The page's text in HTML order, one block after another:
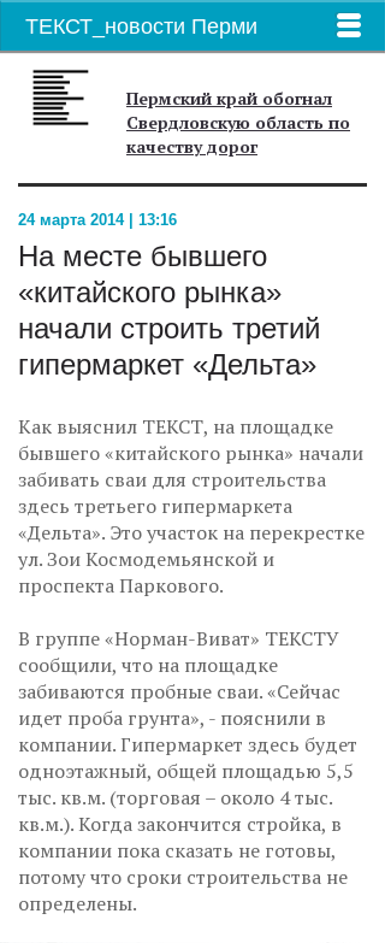
ТЕКСТ_новости Перми
Пермский край обогнал
Свердловскую область по
качеству дорог
24 марта 2014 | 13:16
На месте бывшего
«китайского рынка»
начали строить третий
гипермаркет «Дельта»
Как выяснил ТЕКСТ, на площадке
бывшего «китайского рынка» начали
забивать сваи для строительства
здесь третьего гипермаркета
«Дельта». Это участок на перекрестке
ул. Зои Космодемьянской и
проспекта Паркового.
В группе «Норман-Виват» ТЕКСТУ
сообщили, что на площадке
забиваются пробные сваи. «Сейчас
идет проба грунта», - пояснили в
компании. Гипермаркет здесь будет
одноэтажный, общей площадью 5,5
тыс. кв.м. (торговая – около 4 тыс.
кв.м.). Когда закончится стройка, в
компании пока сказать не готовы,
потому что сроки строительства не
определены.